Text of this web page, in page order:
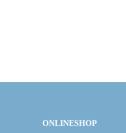
ONLINESHOP